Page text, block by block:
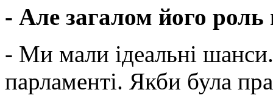
- Але загалом його роль
- Ми мали ідеальні
парламенті. Якби була